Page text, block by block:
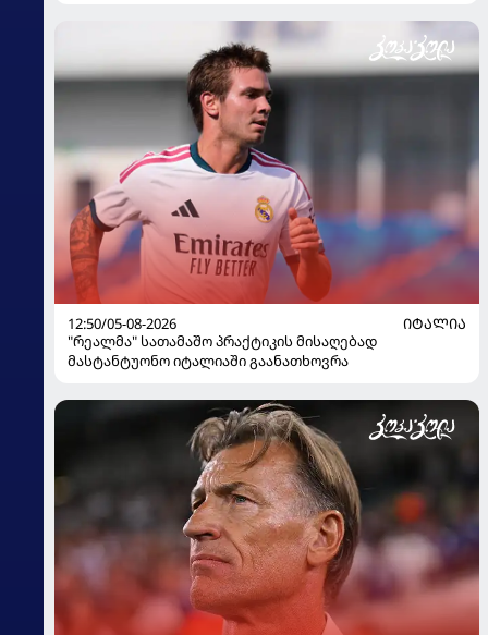
12:50/05-08-2026
ᲘᲢᲐᲚᲘᲐ
"რეალმა" სათამაშო პრაქტიკის მისაღებად
მასტანტუონო იტალიაში გაანათხოვრა